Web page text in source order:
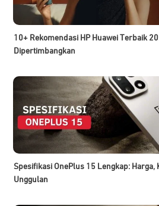
10+ Rekomendasi HP Huawei Terbaik
Dipertimbangkan
Spesifikasi OnePlus 15 Lengkap: Harga,
Unggulan